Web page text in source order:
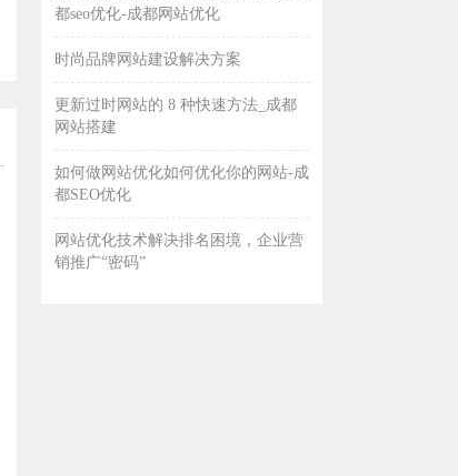
都seo优化-成都网站优化
时尚品牌网站建设解决方案
更新过时网站的 8 种快速方法_成都
网站搭建
如何做网站优化如何优化你的网站-成
都SEO优化
网站优化技术解决排名困境，企业营
销推广“密码”